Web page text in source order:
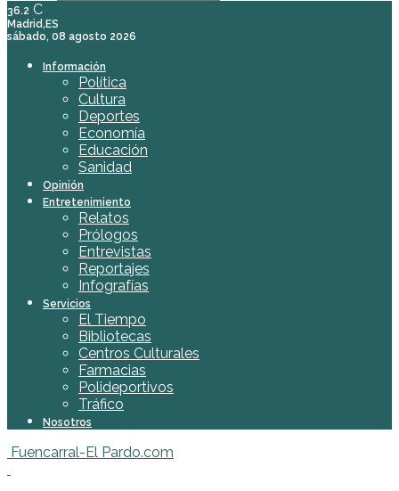
36.2 C
Madrid,ES
sábado, 08 agosto 2026
Información
Política
Cultura
Deportes
Economía
Educación
Sanidad
Opinión
Entretenimiento
Relatos
Prólogos
Entrevistas
Reportajes
Infografías
Servicios
El Tiempo
Bibliotecas
Centros Culturales
Farmacias
Polideportivos
Tráfico
Nosotros
Fuencarral-El Pardo.com